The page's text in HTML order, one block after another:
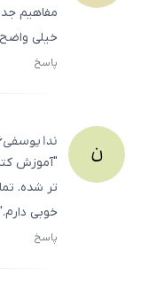
مفاهیم
خیلی
پاسخ
ن ندایوسفی
"آموزش
‌تر شده.
خوبی
پاسخ